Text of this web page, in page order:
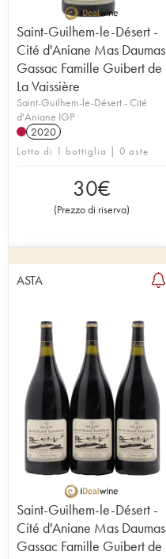
Saint-Guilhem-le-Désert -
Cité d'Aniane Mas Daumas
Gassac Famille Guibert de
La Vaissière
Saint-Guilhem-le-Désert - Cité
d'Aniane IGP
2020
Lotto di 1 bottiglia | 0 aste
30€
(Prezzo di riserva)
ASTA
Saint-Guilhem-le-Désert -
Cité d'Aniane Mas Daumas
Gassac Famille Guibert de